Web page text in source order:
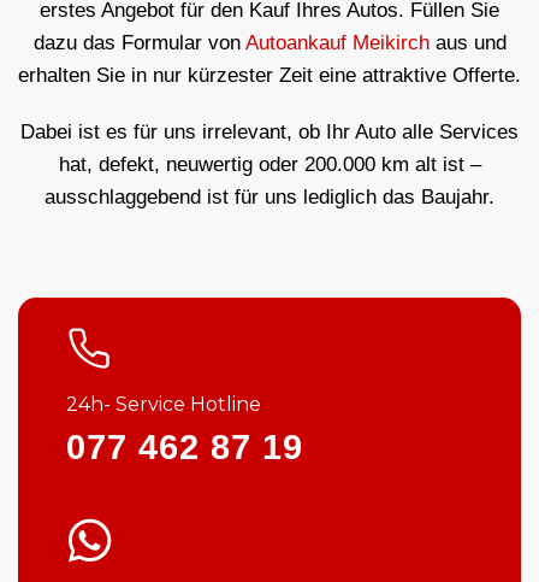
erstes Angebot für den Kauf Ihres Autos. Füllen Sie
dazu das Formular von Autoankauf Meikirchaus und
erhalten Sie in nur kürzester Zeit eine attraktive Offerte.
Dabei ist es für uns irrelevant, ob Ihr Auto alle Services
hat, defekt, neuwertig oder 200.000 km alt ist –
ausschlaggebend ist für uns lediglich das Baujahr.
24h- Service Hotline
077 462 87 19